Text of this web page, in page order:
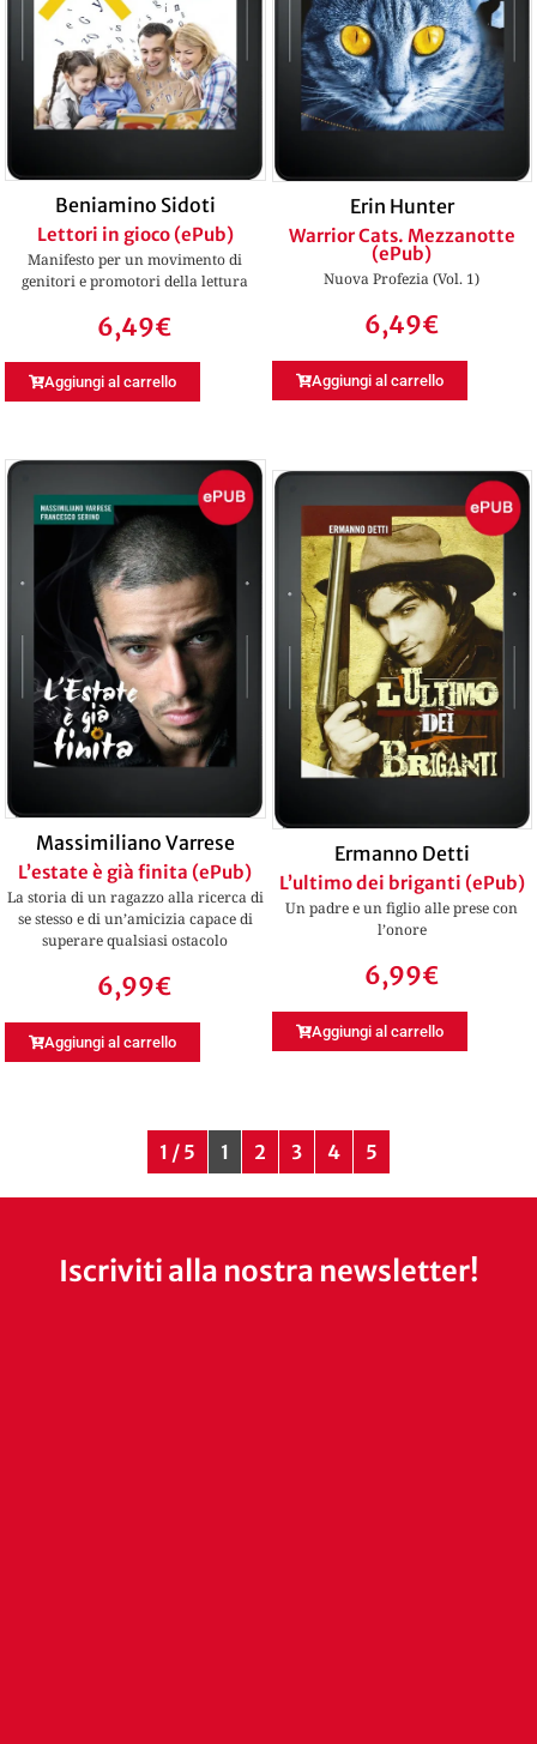
Beniamino Sidoti
Lettori in gioco (ePub)
Manifesto per un movimento di
genitori e promotori della lettura
6,49€
Aggiungi al carrello
Erin Hunter
Warrior Cats. Mezzanotte
(ePub)
Nuova Profezia (Vol. 1)
6,49€
Aggiungi al carrello
Massimiliano Varrese
L’estate è già finita (ePub)
La storia di un ragazzo alla ricerca di
se stesso e di un’amicizia capace di
superare qualsiasi ostacolo
6,99€
Aggiungi al carrello
Ermanno Detti
L’ultimo dei briganti (ePub)
Un padre e un figlio alle prese con
l’onore
6,99€
Aggiungi al carrello
1 / 5 1 2 3 4 5
Iscriviti alla nostra newsletter!